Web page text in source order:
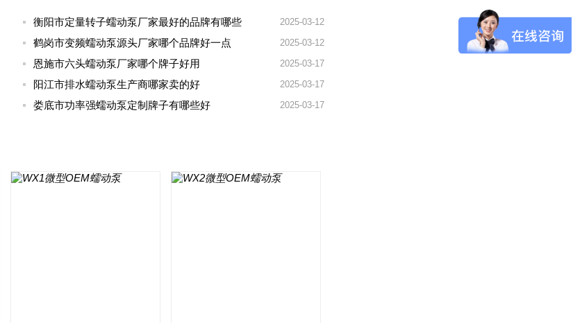
2025-03-12
衡阳市定量转子蠕动泵厂家最好的品牌有哪些
2025-03-12
鹤岗市变频蠕动泵源头厂家哪个品牌好一点
2025-03-17
恩施市六头蠕动泵厂家哪个牌子好用
2025-03-17
阳江市排水蠕动泵生产商哪家卖的好
2025-03-17
娄底市功率强蠕动泵定制牌子有哪些好